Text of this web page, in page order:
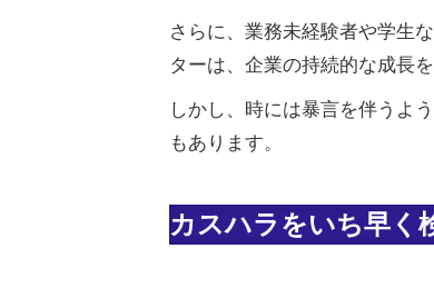
さらに、業務未経験者や学生
ターは、企業の持続的な成長
しかし、時には暴言を伴うよ
もあります。
カスハラをいち早く